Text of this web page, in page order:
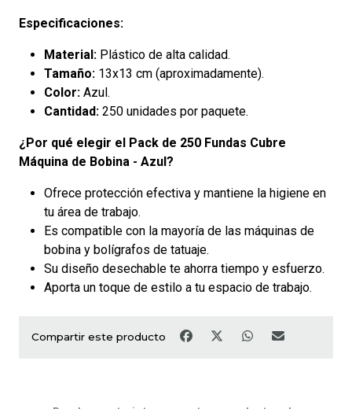
Especificaciones:
Material: Plástico de alta calidad.
Tamaño: 13x13 cm (aproximadamente).
Color: Azul.
Cantidad: 250 unidades por paquete.
¿Por qué elegir el Pack de 250 Fundas Cubre
Máquina de Bobina - Azul?
Ofrece protección efectiva y mantiene la higiene en
tu área de trabajo.
Es compatible con la mayoría de las máquinas de
bobina y bolígrafos de tatuaje.
Su diseño desechable te ahorra tiempo y esfuerzo.
Aporta un toque de estilo a tu espacio de trabajo.
Compartir este producto